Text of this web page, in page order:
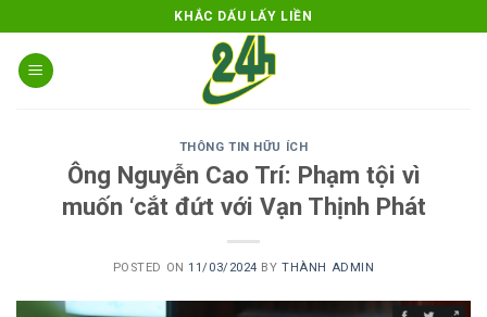
to
content
KHẮC DẤU LẤY LIỀN
THÔNG TIN HỮU ÍCH
Ông Nguyễn Cao Trí: Phạm tội vì
muốn ‘cắt đứt với Vạn Thịnh Phát
POSTED ON11/03/2024 BYTHÀNH ADMIN